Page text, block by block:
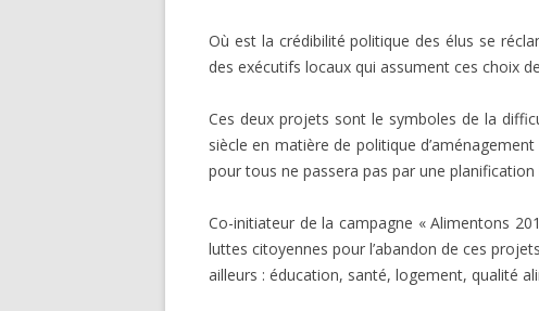
Où est la crédibilité politique des élus se
des exécutifs locaux qui assument ces choix
Ces deux projets sont le symboles de la
siècle en matière de politique
pour tous ne passera pas par une
Co-initiateur de la campagne « Alimentons
luttes citoyennes pour l’abandon de ces
ailleurs : éducation, santé, logement, qualité